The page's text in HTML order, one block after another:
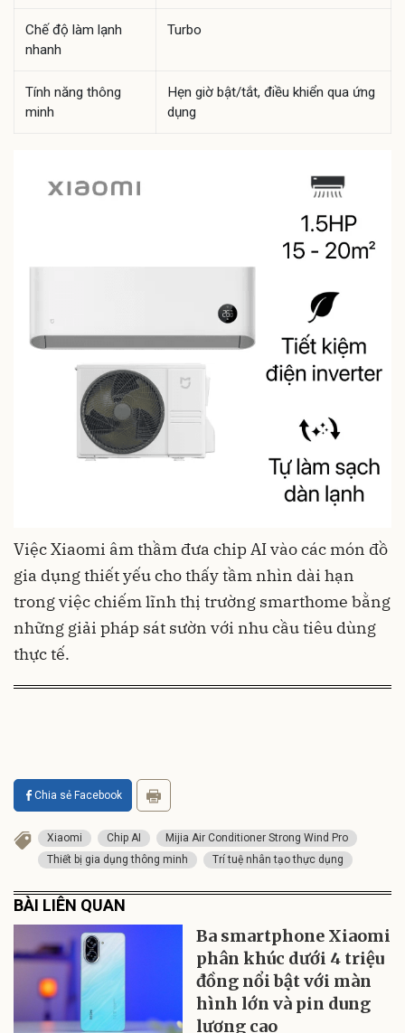
Chế độ làm lạnh
nhanh
Turbo
Tính năng thông
minh
Hẹn giờ bật/tắt, điều khiển qua ứng
dụng
Việc Xiaomi âm thầm đưa chip AI vào các món đồ
gia dụng thiết yếu cho thấy tầm nhìn dài hạn
trong việc chiếm lĩnh thị trường smarthome bằng
những giải pháp sát sườn với nhu cầu tiêu dùng
thực tế.
Chia sẻ Facebook
Xiaomi Chip AI
Mijia Air Conditioner Strong Wind Pro
Thiết bị gia dụng thông minh
Trí tuệ nhân tạo thực dụng
BÀI LIÊN QUAN
Ba smartphone Xiaomi
phân khúc dưới 4 triệu
đồng nổi bật với màn
hình lớn và pin dung
lượng cao